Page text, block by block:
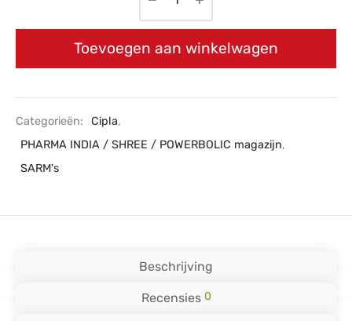
Toevoegen aan winkelwagen
Categorieën: Cipla,
PHARMA INDIA / SHREE / POWERBOLIC magazijn,
SARM's
Beschrijving
Recensies 0